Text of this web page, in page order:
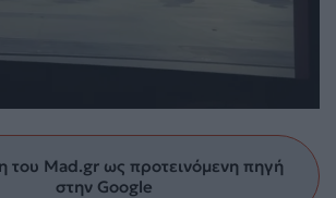
του Mad.gr ως προτεινόμενη πηγή
στην Google